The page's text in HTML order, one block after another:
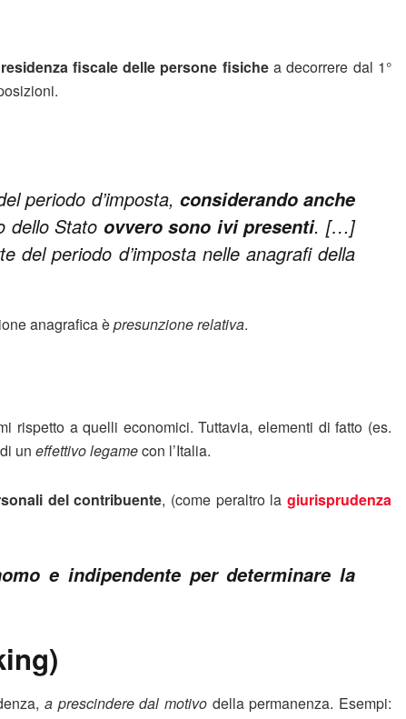
residenza fiscale delle persone fisichea decorrere dal 1°
periodo d’imposta, considerando anche
dello Stato ovvero sono ivi presenti. […]
del periodo d’imposta nelle anagrafi della
anagrafica èpresunzione relativa.
rispetto a quelli economici. Tuttavia, elementi di fatto (es.
un effettivo legamecon l’Italia.
del contribuente, (come peraltro lagiurisprudenza
e indipendente per determinare la
a prescindere dal motivo della permanenza. Esempi: